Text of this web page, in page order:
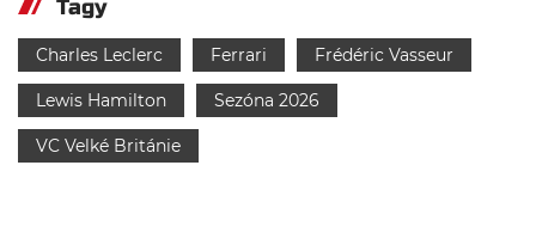
Tagy
Charles Leclerc Ferrari Frédéric Vasseur
Lewis Hamilton Sezóna 2026
VC Velké Británie